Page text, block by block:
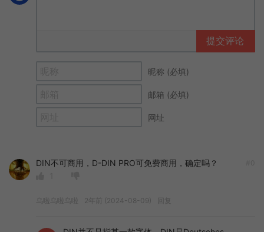
提交评论
昵称 (必填)
邮箱 (必填)
网址
DIN不可商用，D-DIN PRO可免费商用，确定吗？
乌啦乌啦乌啦 2年前 (2024-08-09) 回复